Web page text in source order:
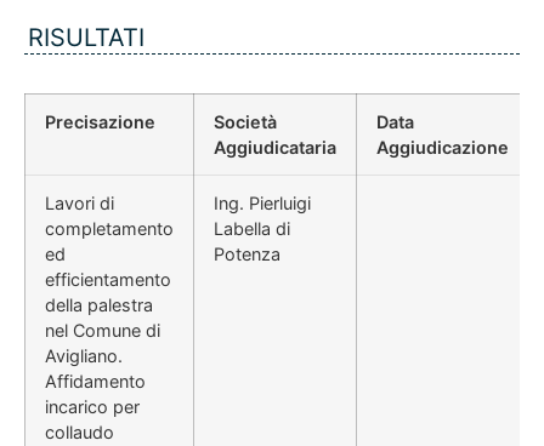
RISULTATI
Precisazione
Società
Aggiudicataria
Data
Aggiudicazione
Lavori di
completamento
ed
efficientamento
della palestra
nel Comune di
Avigliano.
Affidamento
incarico per
collaudo
Ing. Pierluigi
Labella di
Potenza